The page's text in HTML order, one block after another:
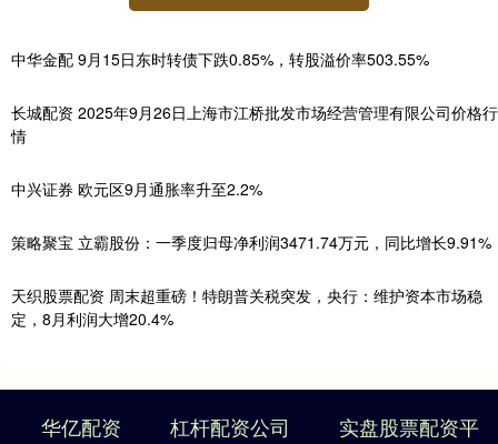
中华金配 9月15日东时转债下跌0.85%，转股溢价率503.55%
长城配资 2025年9月26日上海市江桥批发市场经营管理有限公司价格行
情
中兴证券 欧元区9月通胀率升至2.2%
策略聚宝 立霸股份：一季度归母净利润3471.74万元，同比增长9.91%
天织股票配资 周末超重磅！特朗普关税突发，央行：维护资本市场稳
定，8月利润大增20.4%
华亿配资 杠杆配资公司
实盘股票配资平